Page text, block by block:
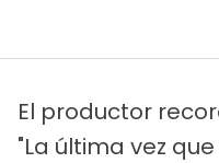
El productor
"La última vez